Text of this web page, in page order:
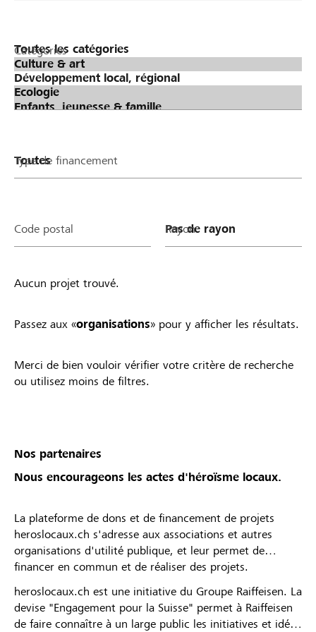
Catégories
Type de financement
Code postal Rayon
Aucun projet trouvé.
Passez aux «organisations» pour y afficher les résultats.
Merci de bien vouloir vérifier votre critère de recherche
ou utilisez moins de filtres.
Nos partenaires
Nous encourageons les actes d'héroïsme locaux.
La plateforme de dons et de financement de projets
heroslocaux.ch s'adresse aux associations et autres
organisations d'utilité publique, et leur permet de
financer en commun et de réaliser des projets.
heroslocaux.ch est une initiative du Groupe Raiffeisen. La
devise "Engagement pour la Suisse" permet à Raiffeisen
de faire connaître à un large public les initiatives et idées